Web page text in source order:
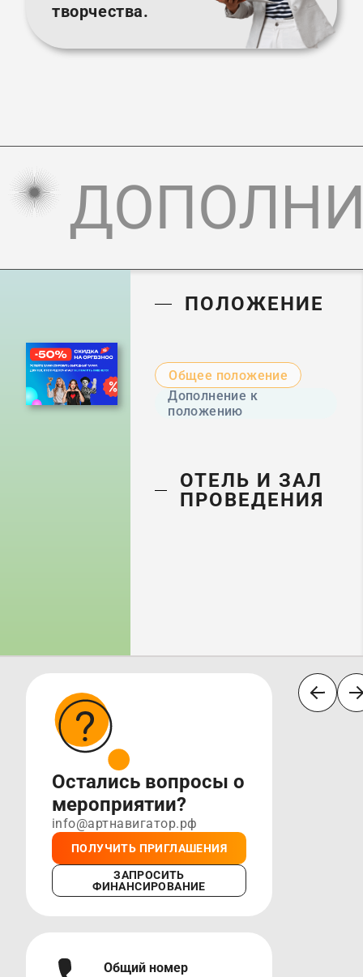
творчества.
ПОЛОЖЕНИЕ
Общее положение
Дополнение к
положению
ОТЕЛЬ И ЗАЛ
ПРОВЕДЕНИЯ
Остались вопросы о
мероприятии?
info@артнавигатор.рф
ПОЛУЧИТЬ ПРИГЛАШЕНИЯ
ЗАПРОСИТЬ
ФИНАНСИРОВАНИЕ
Общий номер